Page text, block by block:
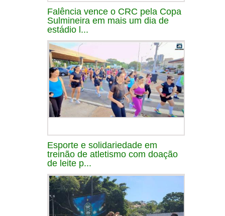
Falência vence o CRC pela Copa
Sulmineira em mais um dia de
estádio l...
Esporte e solidariedade em
treinão de atletismo com doação
de leite p...